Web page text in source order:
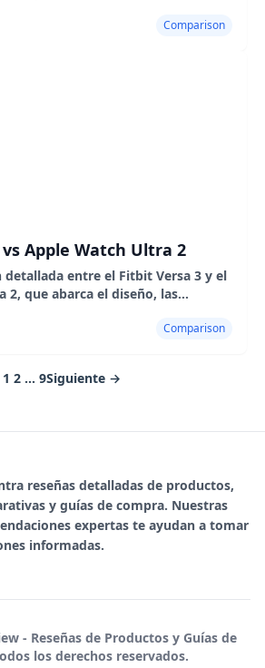
Comparison
Apple Watch Ultra 2
detallada entre el Fitbit Versa 3 y el
2, que abarca el diseño, las
del usuario.
Comparison
1 2 ... 9Siguiente →
reseñas detalladas de productos,
y guías de compra. Nuestras
expertas te ayudan a tomar
informadas.
- Reseñas de Productos y Guías de
los derechos reservados.